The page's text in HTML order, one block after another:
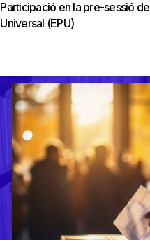
Participació en la pre-sessió
Universal (EPU)